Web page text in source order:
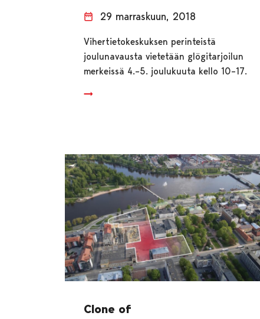
29 marraskuun, 2018
Vihertietokeskuksen perinteistä
joulunavausta vietetään glögitarjoilun
merkeissä 4.–5. joulukuuta kello 10–17.
Clone of